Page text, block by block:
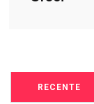
RECENTE